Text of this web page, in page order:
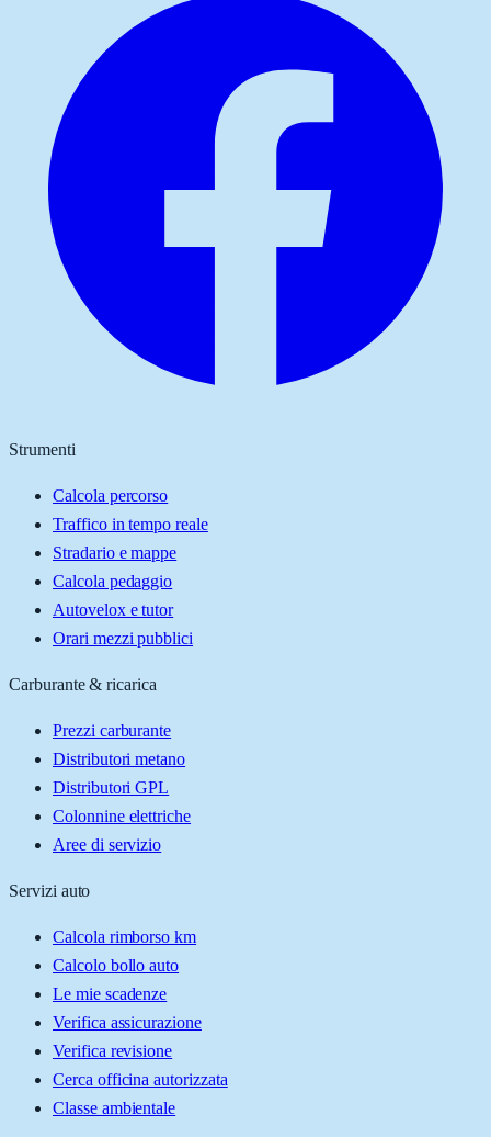
Strumenti
Calcola percorso
Traffico in tempo reale
Stradario e mappe
Calcola pedaggio
Autovelox e tutor
Orari mezzi pubblici
Carburante & ricarica
Prezzi carburante
Distributori metano
Distributori GPL
Colonnine elettriche
Aree di servizio
Servizi auto
Calcola rimborso km
Calcolo bollo auto
Le mie scadenze
Verifica assicurazione
Verifica revisione
Cerca officina autorizzata
Classe ambientale